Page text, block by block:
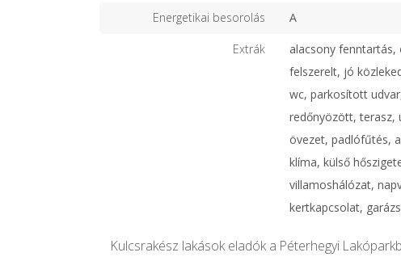
Energetikai besorolás A
Extrák
alacsony fenntartás,
felszerelt, jó
wc, parkosított
redőnyözött, terasz,
övezet, padlófűtés,
klíma, külső
villamoshálózat,
kertkapcsolat,
Kulcsrakész lakások eladók a Péterhegyi